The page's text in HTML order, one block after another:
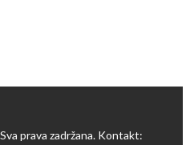
prava zadržana. Kontakt: